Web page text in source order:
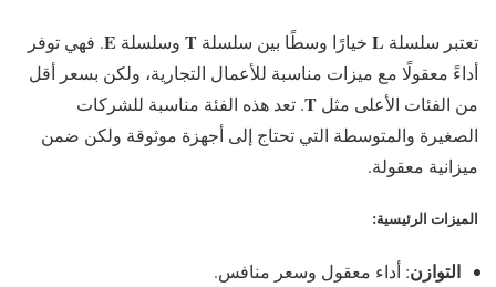
تعتبر سلسلة L خيارًا وسطًا بين سلسلة T وسلسلة E. فهي توفر
أداءً معقولًا مع ميزات مناسبة للأعمال التجارية، ولكن بسعر أقل
من الفئات الأعلى مثل T. تعد هذه الفئة مناسبة للشركات
الصغيرة والمتوسطة التي تحتاج إلى أجهزة موثوقة ولكن ضمن
ميزانية معقولة.
الميزات الرئيسية:
التوازن: أداء معقول وسعر منافس.